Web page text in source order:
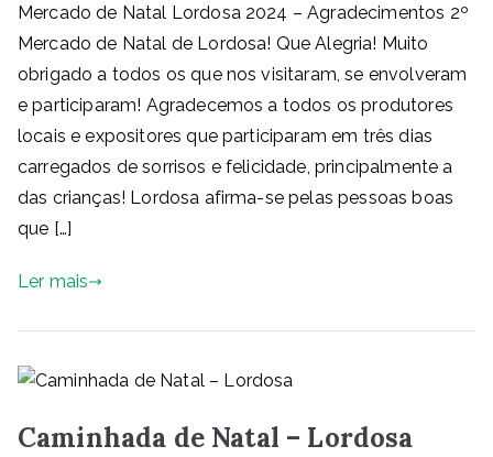
Mercado de Natal Lordosa 2024 – Agradecimentos 2º
Mercado de Natal de Lordosa! Que Alegria! Muito
obrigado a todos os que nos visitaram, se envolveram
e participaram! Agradecemos a todos os produtores
locais e expositores que participaram em três dias
carregados de sorrisos e felicidade, principalmente a
das crianças! Lordosa afirma-se pelas pessoas boas
que […]
Ler mais
Caminhada de Natal – Lordosa